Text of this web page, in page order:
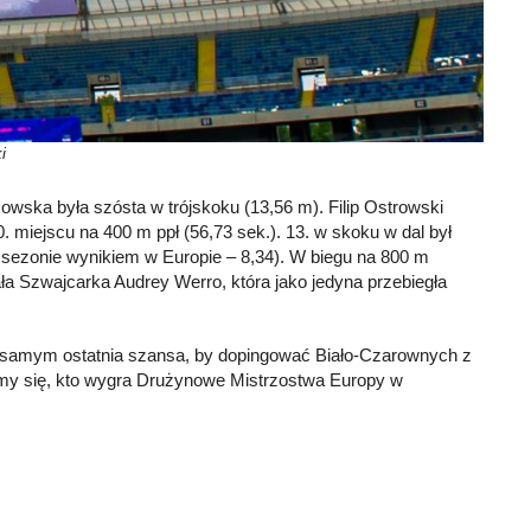
była szósta w trójskoku (13,56 m). Filip Ostrowski
na 400 m ppł (56,73 sek.). 13. w skoku w dal był
wynikiem w Europie – 8,34). W biegu na 800 m
Szwajcarka Audrey Werro, która jako jedyna przebiegła
ostatnia szansa, by dopingować Biało-Czarownych z
się, kto wygra Drużynowe Mistrzostwa Europy w